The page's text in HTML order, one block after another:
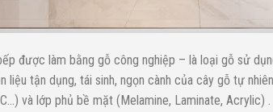
được làm bằng gỗ công nghiệp – là loại gỗ sử
liệu tận dụng, tái sinh, ngọn cành của cây gỗ tự
và lớp phủ bề mặt (Melamine, Laminate, Acrylic) .